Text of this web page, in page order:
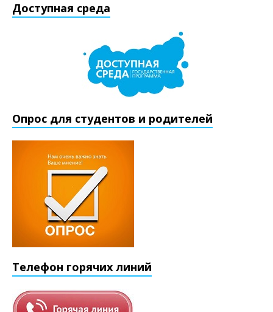
Доступная среда
Опрос для студентов и родителей
Телефон горячих линий